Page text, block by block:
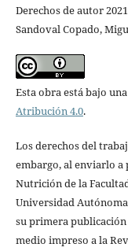
Derechos de autor
Sandoval Copado,
Esta obra está bajo
Atribución 4.0.
Los derechos del
embargo, al enviarlo a
Nutrición de la
Universidad
su primera
medio impreso a la